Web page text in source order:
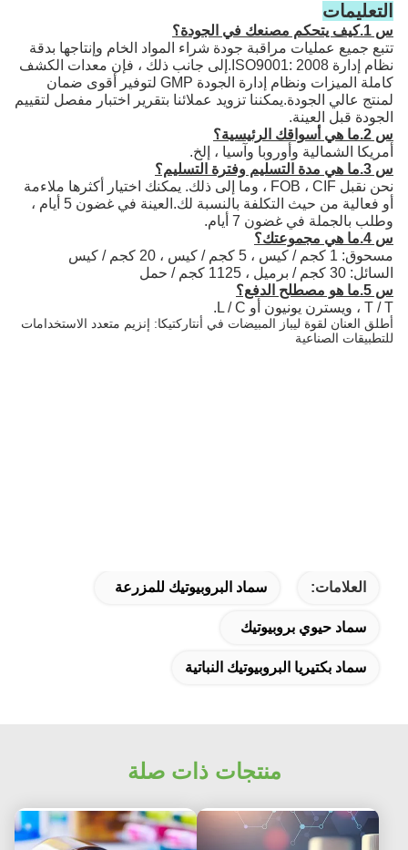
التعليمات
س 1.كيف يتحكم مصنعك في الجودة؟
تتبع جميع عمليات مراقبة جودة شراء المواد الخام وإنتاجها بدقة
نظام إدارة ISO9001: 2008.إلى جانب ذلك ، فإن معدات الكشف
كاملة الميزات ونظام إدارة الجودة GMP لتوفير أقوى ضمان
لمنتج عالي الجودة.يمكننا تزويد عملائنا بتقرير اختبار مفصل لتقييم
الجودة قبل العينة.
س 2.ما هي أسواقك الرئيسية؟
أمريكا الشمالية وأوروبا وآسيا ، إلخ.
س 3.ما هي مدة التسليم وفترة التسليم؟
نحن نقبل FOB ، CIF ، وما إلى ذلك. يمكنك اختيار أكثرها ملاءمة
أو فعالية من حيث التكلفة بالنسبة لك.العينة في غضون 5 أيام ،
وطلب بالجملة في غضون 7 أيام.
س 4.ما هي مجموعتك؟
مسحوق: 1 كجم / كيس ، 5 كجم / كيس ، 20 كجم / كيس
السائل: 30 كجم / برميل ، 1125 كجم / حمل
س 5.ما هو مصطلح الدفع؟
T / T ، ويسترن يونيون أو L / C.
أطلق العنان لقوة ليباز المبيضات في أنتاركتيكا: إنزيم متعدد الاستخدامات
للتطبيقات الصناعية
العلامات: سماد البروبيوتيك للمزرعة
سماد حيوي بروبيوتيك
سماد بكتيريا البروبيوتيك النباتية
منتجات ذات صلة